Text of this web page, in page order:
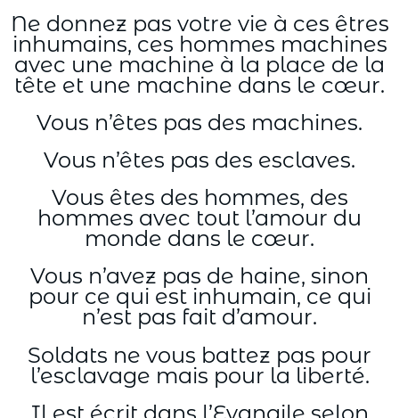
Ne donnez pas votre vie à ces êtres
inhumains, ces hommes machines
avec une machine à la place de la
tête et une machine dans le cœur.
Vous n’êtes pas des machines.
Vous n’êtes pas des esclaves.
Vous êtes des hommes, des
hommes avec tout l’amour du
monde dans le cœur.
Vous n’avez pas de haine, sinon
pour ce qui est inhumain, ce qui
n’est pas fait d’amour.
Soldats ne vous battez pas pour
l’esclavage mais pour la liberté.